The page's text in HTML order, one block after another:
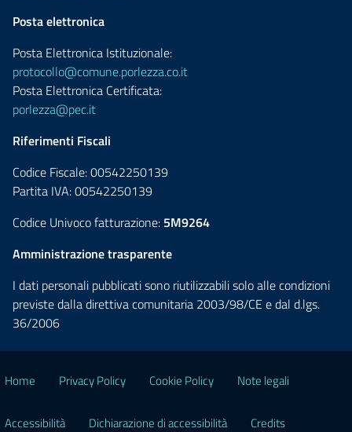
Posta elettronica
Posta Elettronica Istituzionale:
protocollo@comune.porlezza.co.it
Posta Elettronica Certificata:
porlezza@pec.it
Riferimenti Fiscali
Codice Fiscale: 00542250139
Partita IVA: 00542250139
Codice Univoco fatturazione: 5M9264
Amministrazione trasparente
I dati personali pubblicati sono riutilizzabili solo alle condizioni
previste dalla direttiva comunitaria 2003/98/CE e dal d.lgs.
36/2006
Home Privacy Policy Cookie Policy Note legali
Accessibilità Dichiarazione di accessibilità Credits